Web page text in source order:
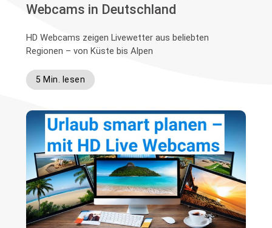
Webcams in Deutschland
HD Webcams zeigen Livewetter aus beliebten
Regionen – von Küste bis Alpen
5 Min. lesen